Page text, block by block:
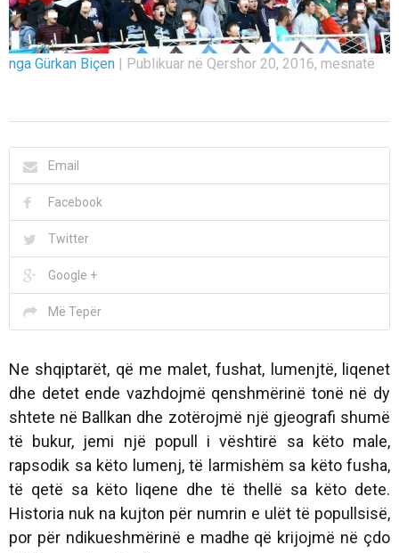
nga Gürkan Biçen | Publikuar në Qershor 20, 2016, mesnatë
Email
Facebook
Twitter
Google +
Më Tepër
Ne shqiptarët, që me malet, fushat, lumenjtë, liqenet
dhe detet ende vazhdojmë qenshmërinë tonë në dy
shtete në Ballkan dhe zotërojmë një gjeografi shumë
të bukur, jemi një popull i vështirë sa këto male,
rapsodik sa këto lumenj, të larmishëm sa këto fusha,
të qetë sa këto liqene dhe të thellë sa këto dete.
Historia nuk na kujton për numrin e ulët të popullsisë,
por për ndikueshmërinë e madhe që krijojmë në çdo